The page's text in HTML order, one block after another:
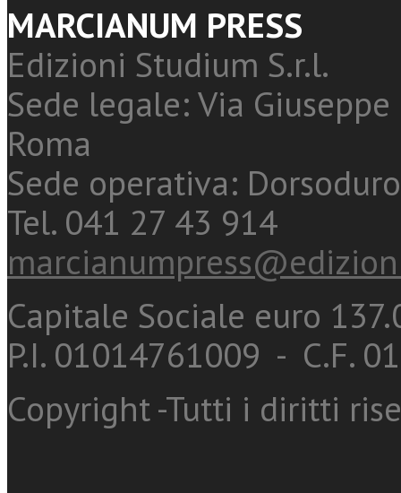
MARCIANUM PRESS
Edizioni Studium S.r.l.
Sede legale: Via
Roma
Sede operativa:
Tel. 041 27 43 914
Capitale Sociale euro
P.I. 01014761009 - C.F.
Copyright -Tutti i diritti